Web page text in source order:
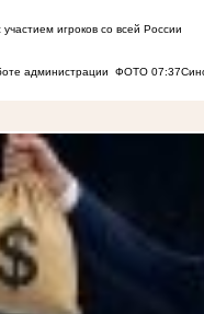
игроков со всей России
администрации ФОТО 07:37